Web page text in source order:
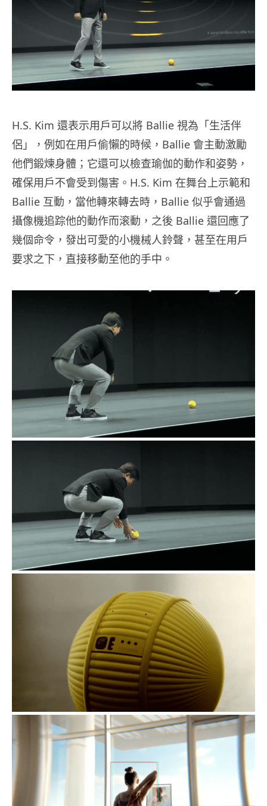
H.S. Kim 還表示用戶可以將 Ballie 視為「生活伴
侶」，例如在用戶偷懶的時候，Ballie 會主動激勵
他們鍛煉身體；它還可以檢查瑜伽的動作和姿勢，
確保用戶不會受到傷害。H.S. Kim 在舞台上示範和
Ballie 互動，當他轉來轉去時，Ballie 似乎會通過
攝像機追踪他的動作而滚動，之後 Ballie 還回應了
幾個命令，發出可愛的小機械人鈴聲，甚至在用戶
要求之下，直接移動至他的手中。